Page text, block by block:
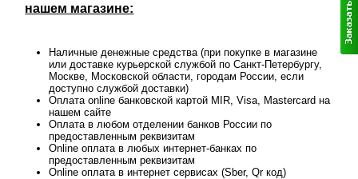
нашем магазине:
Наличные денежные средства (при покупке в магазине
или доставке курьерской службой по Санкт-Петербургу,
Москве, Московской области, городам России, если
доступно службой доставки)
Оплата online банковской картой MIR, Visa, Mastercard на
нашем сайте
Оплата в любом отделении банков России по
предоставленным реквизитам
Online оплата в любых интернет-банках по
предоставленным реквизитам
Online оплата в интернет сервисах (Sber, Qr код)